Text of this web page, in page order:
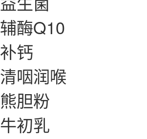
辅酶Q10
补钙
清咽润喉
熊胆粉
牛初乳